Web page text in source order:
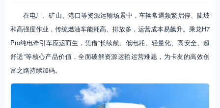
在电厂、矿山、港口等资源运输场景中，车辆常遇频繁启停、陡坡
和高强度作业，传统燃油车能耗高、排放多，运营成本易飙升。乘龙H7
Pro纯电牵引车应运而生，凭借“长续航、低电耗、轻量化、高安全、超
舒适”等核心产品价值，全面破解资源运输运营难题，为卡友的高效创
富之路持续加码。